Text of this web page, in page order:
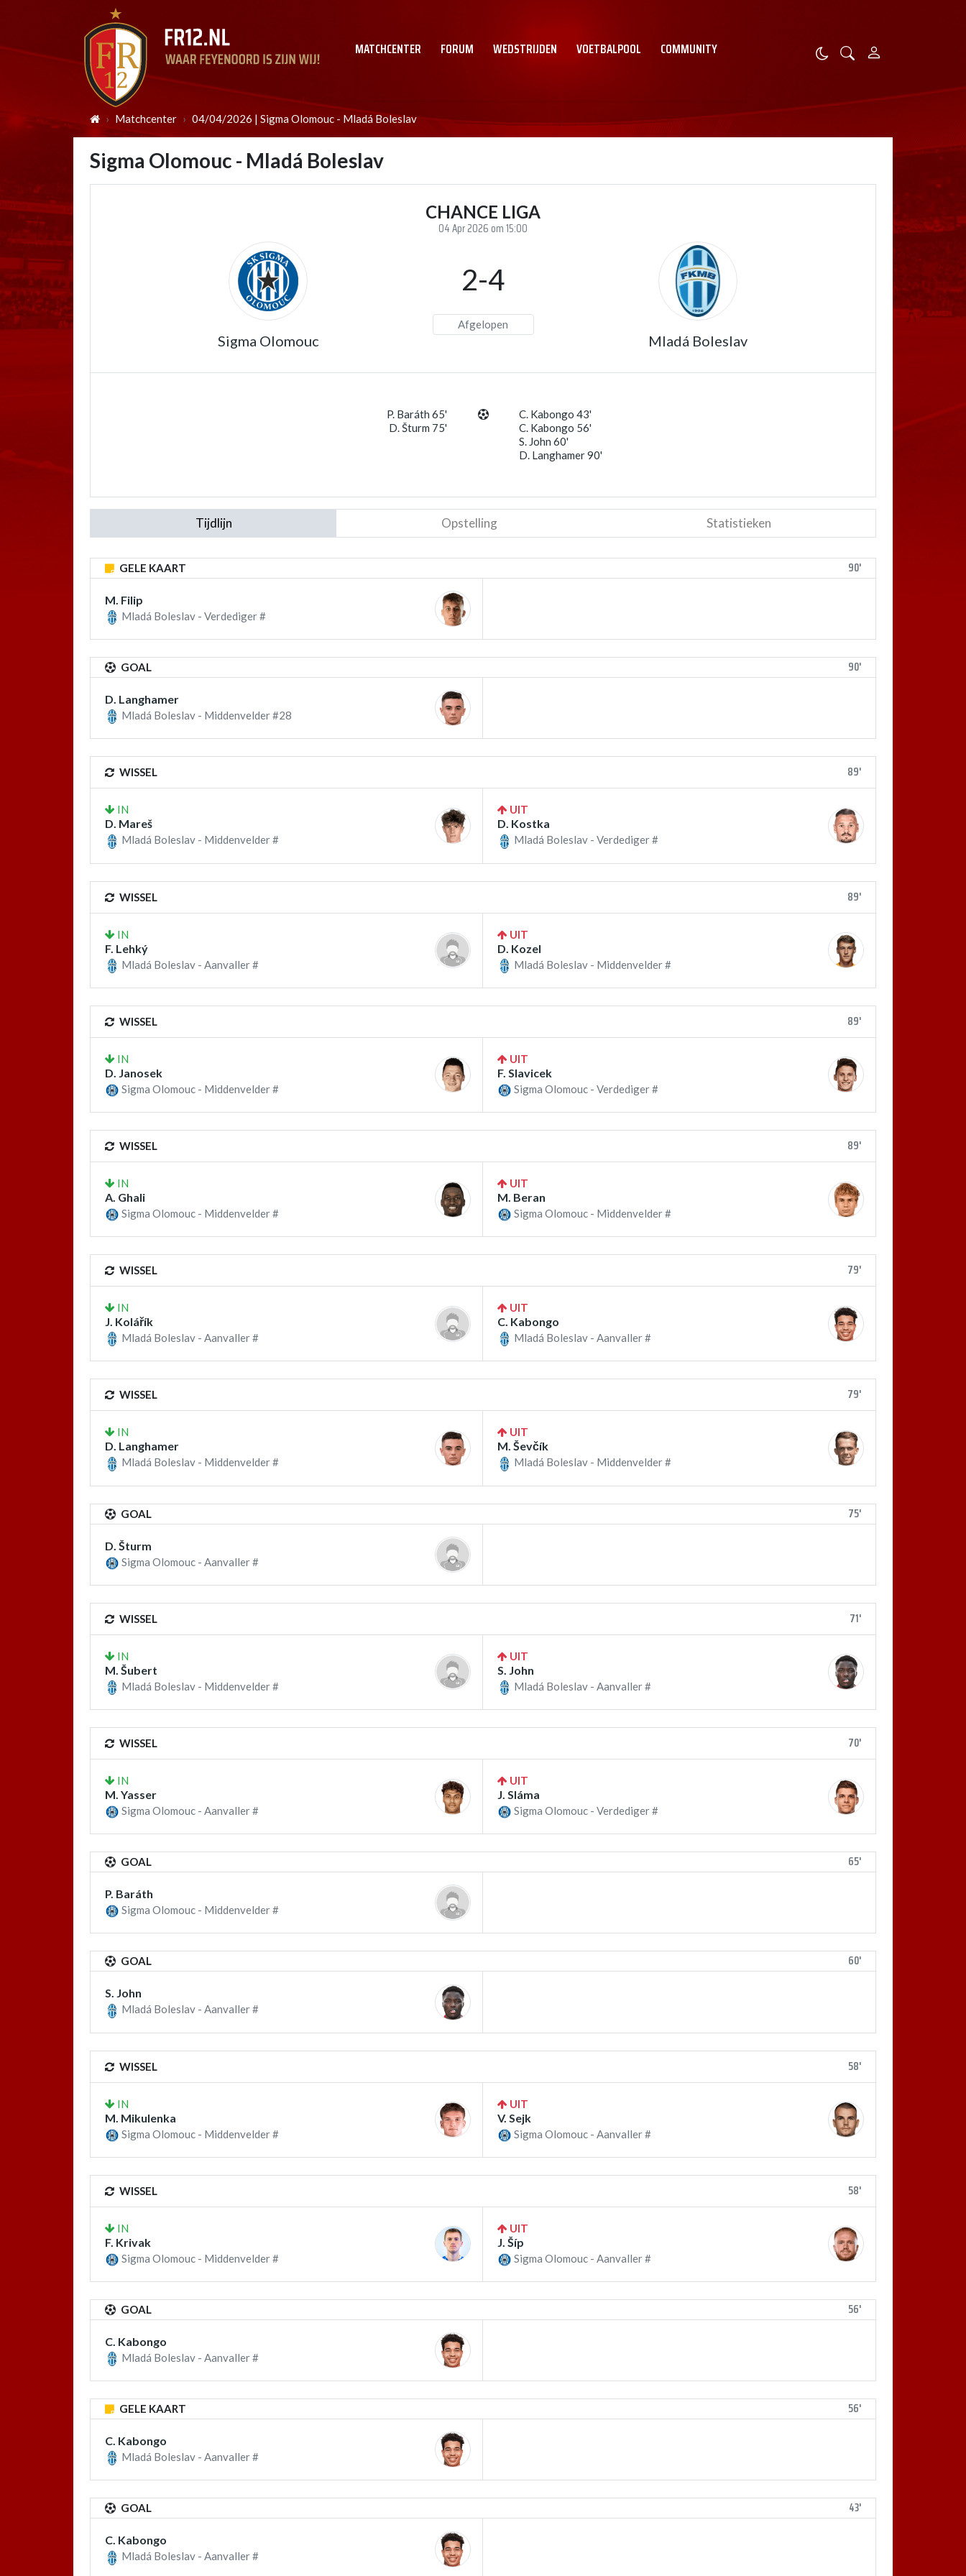
MATCHCENTER FORUM WEDSTRIJDEN VOETBALPOOL COMMUNITY
Matchcenter 04/04/2026 | Sigma Olomouc - Mladá Boleslav
Sigma Olomouc - Mladá Boleslav
CHANCE LIGA
04 Apr 2026 om 15:00
Sigma Olomouc
2-4
Afgelopen
Mladá Boleslav
P. Baráth 65'
D. Šturm 75'
C. Kabongo 43'
C. Kabongo 56'
S. John 60'
D. Langhamer 90'
Tijdlijn Opstelling Statistieken
GELE KAART 90'
M. Filip
Mladá Boleslav - Verdediger #
GOAL 90'
D. Langhamer
Mladá Boleslav - Middenvelder #28
WISSEL 89'
IN
D. Mareš
Mladá Boleslav - Middenvelder #
UIT
D. Kostka
Mladá Boleslav - Verdediger #
WISSEL 89'
IN
F. Lehký
Mladá Boleslav - Aanvaller #
UIT
D. Kozel
Mladá Boleslav - Middenvelder #
WISSEL 89'
IN
D. Janosek
Sigma Olomouc - Middenvelder #
UIT
F. Slavicek
Sigma Olomouc - Verdediger #
WISSEL 89'
IN
A. Ghali
Sigma Olomouc - Middenvelder #
UIT
M. Beran
Sigma Olomouc - Middenvelder #
WISSEL 79'
IN
J. Kolářík
Mladá Boleslav - Aanvaller #
UIT
C. Kabongo
Mladá Boleslav - Aanvaller #
WISSEL 79'
IN
D. Langhamer
Mladá Boleslav - Middenvelder #
UIT
M. Ševčík
Mladá Boleslav - Middenvelder #
GOAL 75'
D. Šturm
Sigma Olomouc - Aanvaller #
WISSEL 71'
IN
M. Šubert
Mladá Boleslav - Middenvelder #
UIT
S. John
Mladá Boleslav - Aanvaller #
WISSEL 70'
IN
M. Yasser
Sigma Olomouc - Aanvaller #
UIT
J. Sláma
Sigma Olomouc - Verdediger #
GOAL 65'
P. Baráth
Sigma Olomouc - Middenvelder #
GOAL 60'
S. John
Mladá Boleslav - Aanvaller #
WISSEL 58'
IN
M. Mikulenka
Sigma Olomouc - Middenvelder #
UIT
V. Sejk
Sigma Olomouc - Aanvaller #
WISSEL 58'
IN
F. Krivak
Sigma Olomouc - Middenvelder #
UIT
J. Šíp
Sigma Olomouc - Aanvaller #
GOAL 56'
C. Kabongo
Mladá Boleslav - Aanvaller #
GELE KAART 56'
C. Kabongo
Mladá Boleslav - Aanvaller #
GOAL 43'
C. Kabongo
Mladá Boleslav - Aanvaller #